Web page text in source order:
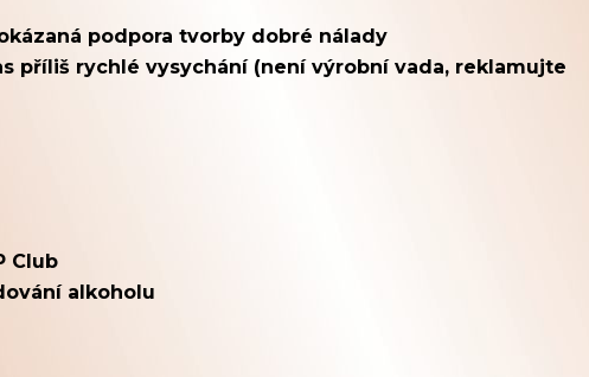
podpora tvorby dobré nálady
příliš rychlé vysychání (není výrobní vada, reklamujte
Club
alkoholu